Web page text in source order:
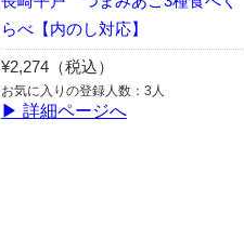
らべ【内のし対応】
¥2,274（税込）
お気に入りの登録人数：3人
▶ 詳細ページへ